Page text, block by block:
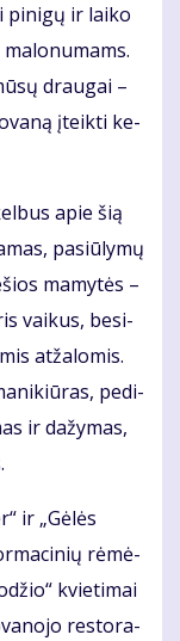
pi­ni­gų ir lai­ko
drau­gai –
įteik­ti ke­
apie šią
pa­siū­ly­mų
ma­my­tės –
vai­kus, be­si­
at­ža­lo­mis.
pe­di­
ir da­žy­mas,
ir „Gė­lės
rė­mė­
kvie­ti­mai
res­to­ra­